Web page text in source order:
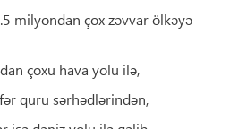
milyondan çox zəvvar ölkəyə
çoxu hava yolu ilə,
quru sərhədlərindən,